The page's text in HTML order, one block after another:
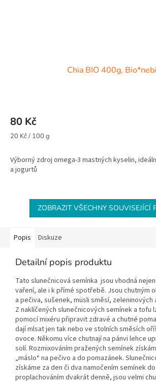
Chia BIO 400g,
80 Kč
Měrná
20 Kč / 100 g
Výborný zdroj omega-3 mastných kyselin,
a jogurtů
ZOBRAZIT VŠECHNY SOUVISEJÍCÍ
Popis Diskuze
Detailní popis produktu
Tato slunečnicová semínka jsou vhodná
vaření, ale i k přímé spotřebě. Jsou chutným
a pečiva, sušenek, müsli směsí, zeleninových
Z naklíčených slunečnicových semínek a tofu
pomocí mixéru připravit zdravé a chutné
dají mlsat jen tak nebo ve stolních směsích
ovoce. Někomu více chutnají na pánvi lehce
solí. Rozmixováním pražených semínek
„máslo“ na pečivo a do pomazánek.
získáme za den či dva namočením semínek
proplachováním dvakrát denně, jsou velmi